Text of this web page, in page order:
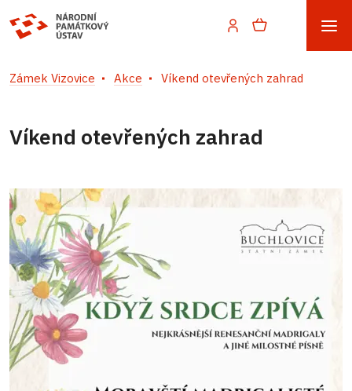
Zámek Vizovice Akce Víkend otevřených zahrad
Víkend otevřených zahrad